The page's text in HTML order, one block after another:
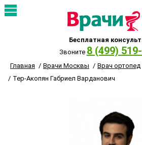
Бесплатная
Звоните 8 (499)
Главная Врачи Москвы
Врач ортопед
Тер-Акопян Габриел Варданович